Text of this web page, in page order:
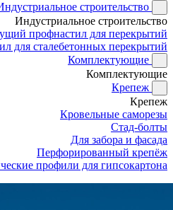
строительство
Индустриальное строительство
профнастил для перекрытий
для сталебетонных перекрытий
Комплектующие
Комплектующие
Крепеж
Крепеж
Кровельные саморезы
Стад-болты
Для забора и фасада
Перфорированный крепёж
профили для гипсокартона